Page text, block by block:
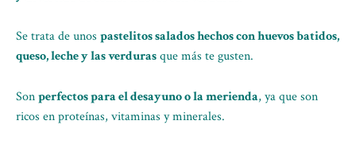
Se trata de unos pastelitos salados hechos con huevos batidos,
queso, leche y las verdurasque más te gusten.
Sonperfectos para el desayuno o la merienda, ya que son
ricos en proteínas, vitaminas y minerales.